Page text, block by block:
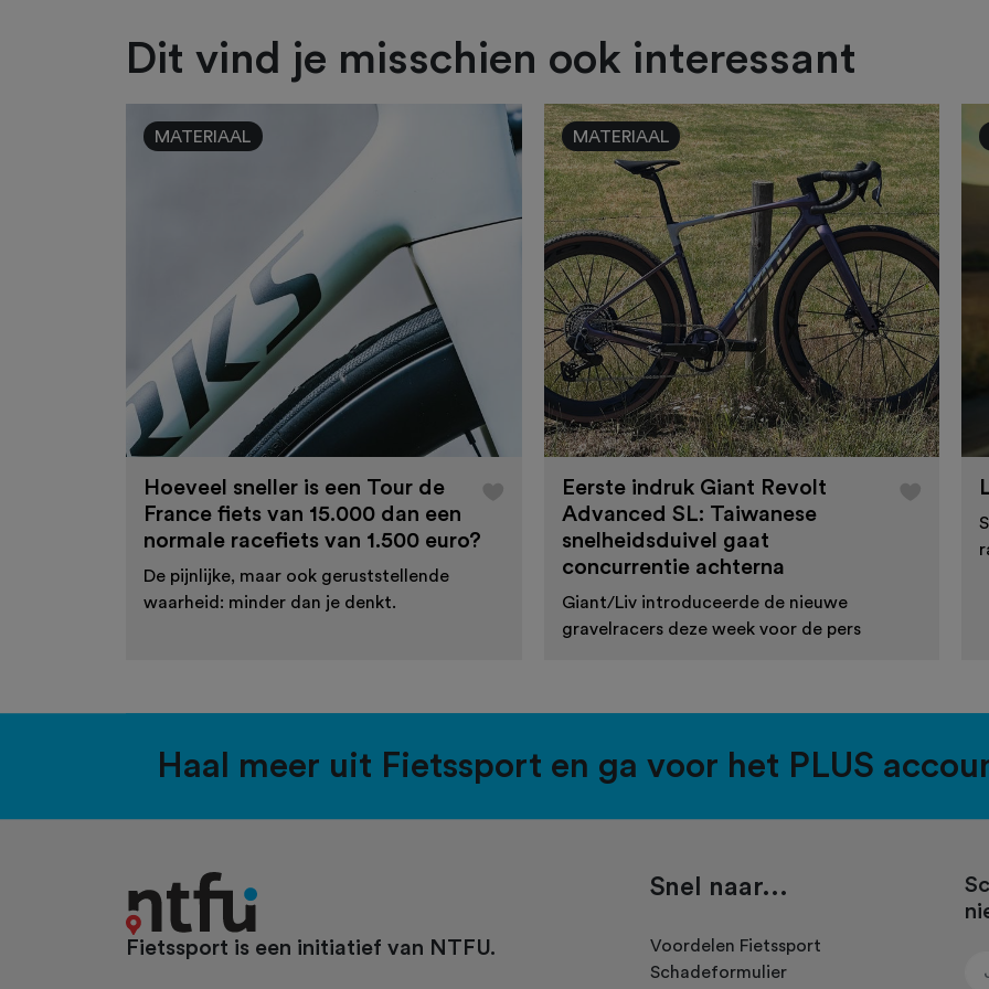
Dit vind je misschien ook interessant
MATERIAAL
Hoeveel sneller is een Tour de
France fiets van 15.000 dan een
normale racefiets van 1.500 euro?
De pijnlijke, maar ook geruststellende
waarheid: minder dan je denkt.
MATERIAAL
Eerste indruk Giant Revolt
Advanced SL: Taiwanese
snelheidsduivel gaat
concurrentie achterna
Giant/Liv introduceerde de nieuwe
gravelracers deze week voor de pers
Haal meer uit Fietssport en ga voor het PLUS
Fietssport is een initiatief van NTFU.
Snel naar...
Voordelen Fietssport
Schadeformulier